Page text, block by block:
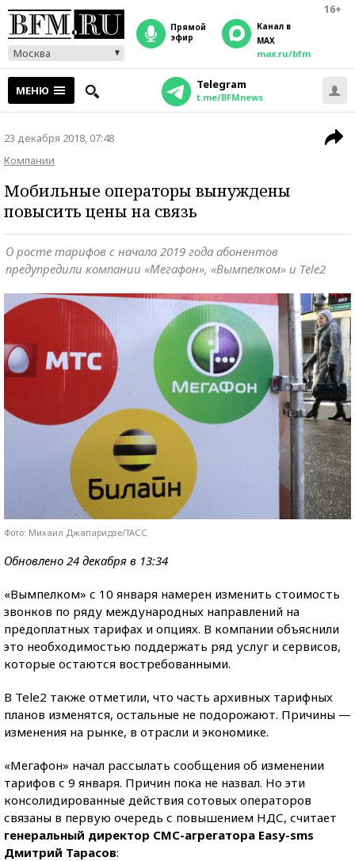
16+
Москва
прямой
эфир
Канал в
MAX
max.ru/bfm
МЕНЮ Telegram
t.me/BFMnews
23 декабря 2018, 07:48
Компании
Мобильные операторы вынуждены
повысить цены на связь
О росте тарифов с начала 2019 года абонентов
предупредили компании «Мегафон», «Вымпелком» и Tele2
Фото: Михаил Джапаридзе/ТАСС
Обновлено 24 декабря в 13:34
«Вымпелком» с 10 января намерен изменить стоимость
звонков по ряду международных направлений на
предоплатных тарифах и опциях. В компании объяснили
это необходимостью поддержать ряд услуг и сервисов,
которые остаются востребованными.
В Tele2 также отметили, что часть архивных тарифных
планов изменятся, остальные не подорожают. Причины —
изменения на рынке, в отрасли и экономике.
«Мегафон» начал рассылать сообщения об изменении
тарифов с 9 января. Причин пока не назвал. Но эти
консолидированные действия сотовых операторов
связаны в первую очередь с повышением НДС, считает
генеральный директор СМС-агрегатора Easy-sms
Дмитрий Тарасов: